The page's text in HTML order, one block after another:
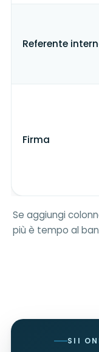
Referente
Firma
Se aggiungi
più è tempo al
SII